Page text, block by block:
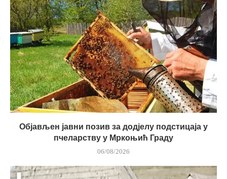
Објављен јавни позив за додјелу подстицаја у
пчеларству у Мркоњић Граду
06/08/2026